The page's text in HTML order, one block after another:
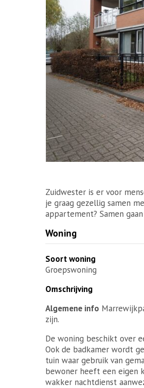
Zuidwester is er voor
je graag gezellig samen
appartement? Samen
Woning
Soort woning
Groepswoning
Omschrijving
Algemene info
zijn.
De woning beschikt over
Ook de badkamer wordt
tuin waar gebruik van
bewoner heeft een eigen
wakker nachtdienst